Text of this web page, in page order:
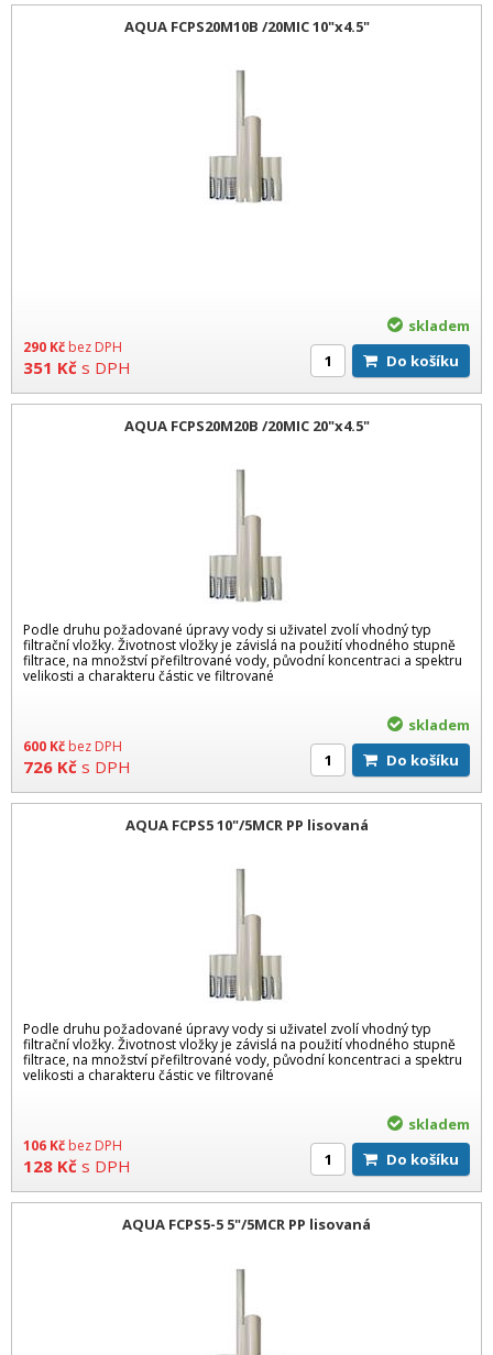
AQUA FCPS20M10B /20MIC 10"x4.5"
290 Kč bez DPH
351 Kč s DPH
skladem
Do košíku
AQUA FCPS20M20B /20MIC 20"x4.5"
Podle druhu požadované úpravy vody si uživatel zvolí vhodný typ
filtrační vložky. Životnost vložky je závislá na použití vhodného stupně
filtrace, na množství přefiltrované vody, původní koncentraci a spektru
velikosti a charakteru částic ve filtrované
600 Kč bez DPH
726 Kč s DPH
skladem
Do košíku
AQUA FCPS5 10"/5MCR PP lisovaná
Podle druhu požadované úpravy vody si uživatel zvolí vhodný typ
filtrační vložky. Životnost vložky je závislá na použití vhodného stupně
filtrace, na množství přefiltrované vody, původní koncentraci a spektru
velikosti a charakteru částic ve filtrované
106 Kč bez DPH
128 Kč s DPH
skladem
Do košíku
AQUA FCPS5-5 5"/5MCR PP lisovaná